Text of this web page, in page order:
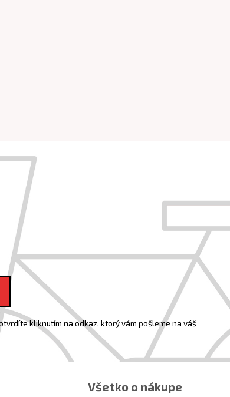
kliknutím na odkaz, ktorý vám pošleme na váš
Všetko o nákupe